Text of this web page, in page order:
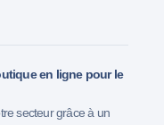
en ligne pour le
secteur grâce à un